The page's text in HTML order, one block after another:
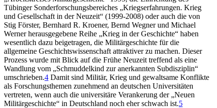
Tübinger Sonderforschungsbereiches „Kriegserfahrungen. Krieg
und Gesellschaft in der Neuzeit“ (1999-2008) oder auch die von
Stig Förster, Bernhard R. Kroener, Bernd Wegner und Michael
Werner herausgegebene Reihe „Krieg in der Geschichte“ haben
wesentlich dazu beigetragen, die Militärgeschichte für die
allgemeine Geschichtswissenschaft attraktiver zu machen. Dieser
Prozess wurde mit Blick auf die Frühe Neuzeit treffend als eine
Wandlung vom „Schmuddelkind zur anerkannten Subdisziplin“
umschrieben.4 Damit sind Militär, Krieg und gewaltsame Konflikte
als Forschungsthemen zunehmend an deutschen Universitäten
vertreten, wenn auch die universitäre Verankerung der „Neuen
Militärgeschichte“ in Deutschland noch eher schwach ist.5